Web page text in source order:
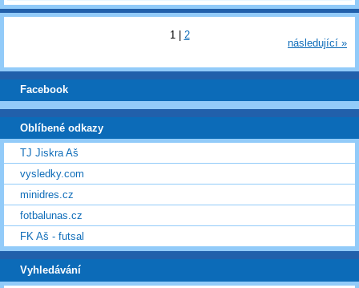
1 2
následující »
Facebook
Oblíbené odkazy
TJ Jiskra Aš
vysledky.com
minidres.cz
fotbalunas.cz
FK Aš - futsal
Vyhledávání